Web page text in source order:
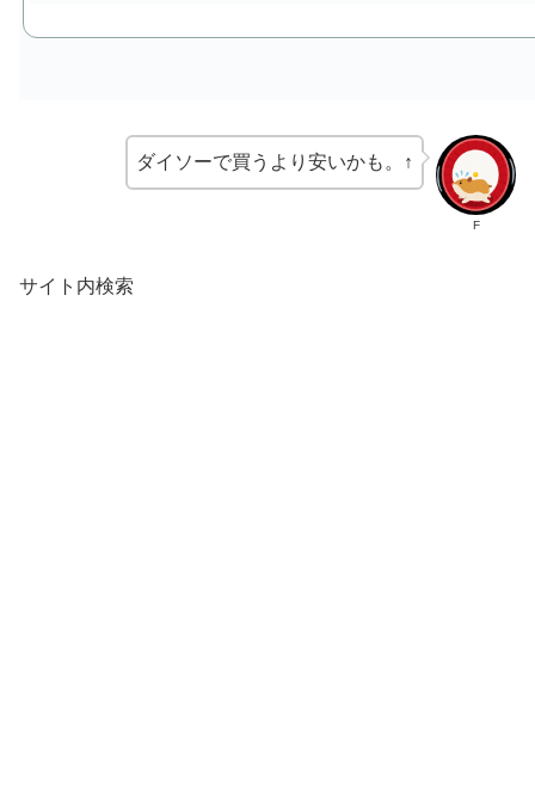
F
ダイソーで買うより安いかも。↑
サイト内検索